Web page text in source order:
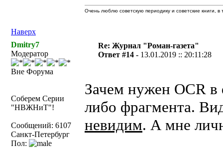
Наверх
Очень люблю советскую периодику и советские книги,
Dmitry7
Модератор
Вне Форума
Соберем Серии
"НВЖНиТ"!
Сообщений: 6107
Санкт-Петербург
Пол:
Re: Журнал "Роман-газета"
Ответ #14 - 13.01.2019 :: 20:11:28
Зачем нужен OCR в
либо фрагмента.
невидим. А мне